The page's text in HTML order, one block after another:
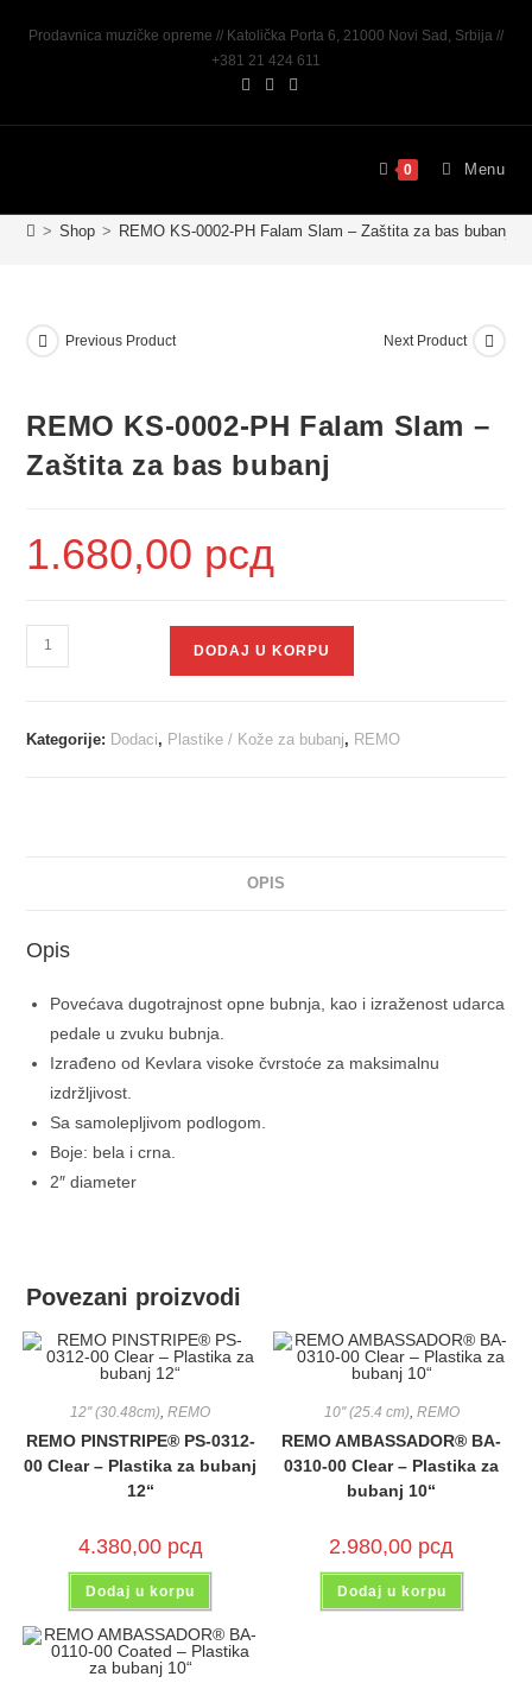
Prodavnica muzičke opreme // Katolička Porta 6, 21000 Novi Sad, Srbija //
+381 21 424 611
0 Menu
> Shop > REMO KS-0002-PH Falam Slam – Zaštita za bas bubanj
Previous Product Next Product
REMO KS-0002-PH Falam Slam –
Zaštita za bas bubanj
1.680,00 рсд
DODAJ U KORPU
Kategorije: Dodaci, Plastike / Kože za bubanj, REMO
OPIS
Opis
Povećava dugotrajnost opne bubnja, kao i izraženost udarca
pedale u zvuku bubnja.
Izrađeno od Kevlara visoke čvrstoće za maksimalnu
izdržljivost.
Sa samolepljivom podlogom.
Boje: bela i crna.
2″ diameter
Povezani proizvodi
12'' (30.48cm) ,REMO
REMO PINSTRIPE® PS-0312-
00 Clear – Plastika za bubanj
12“
4.380,00 рсд
Dodaj u korpu
10'' (25.4 cm), REMO
REMO AMBASSADOR® BA-
0310-00 Clear – Plastika za
bubanj 10“
2.980,00 рсд
Dodaj u korpu